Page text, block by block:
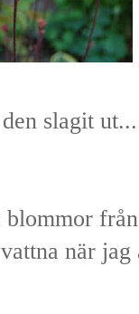
slagit ut...
när